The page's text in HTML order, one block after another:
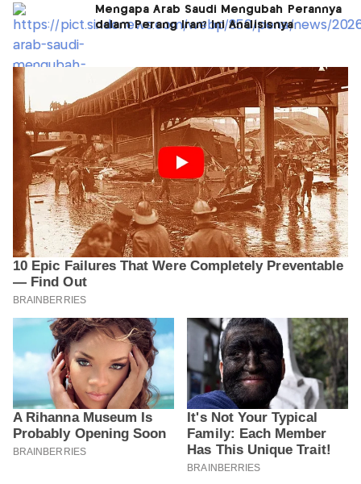
Mengapa Arab Saudi Mengubah Perannya
dalam Perang Iran? Ini Analisisnya